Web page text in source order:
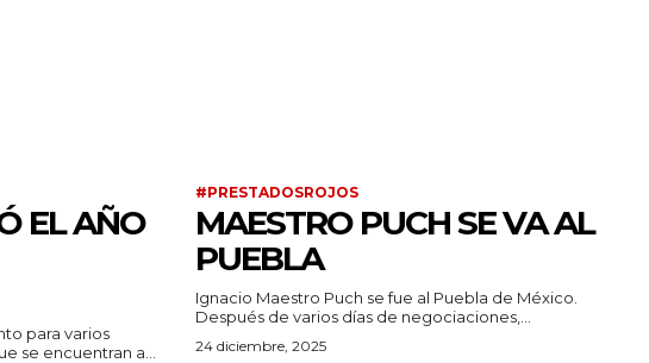
EL AÑO
para varios
se encuentran a...
#PRESTADOSROJOS
MAESTRO PUCH SE VA AL
PUEBLA
Ignacio Maestro Puch se fue al Puebla de México.
Después de varios días de negociaciones,...
24 diciembre, 2025